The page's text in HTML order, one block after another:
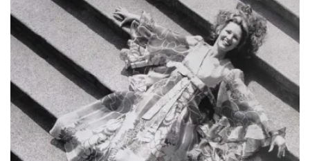
ENGLISH